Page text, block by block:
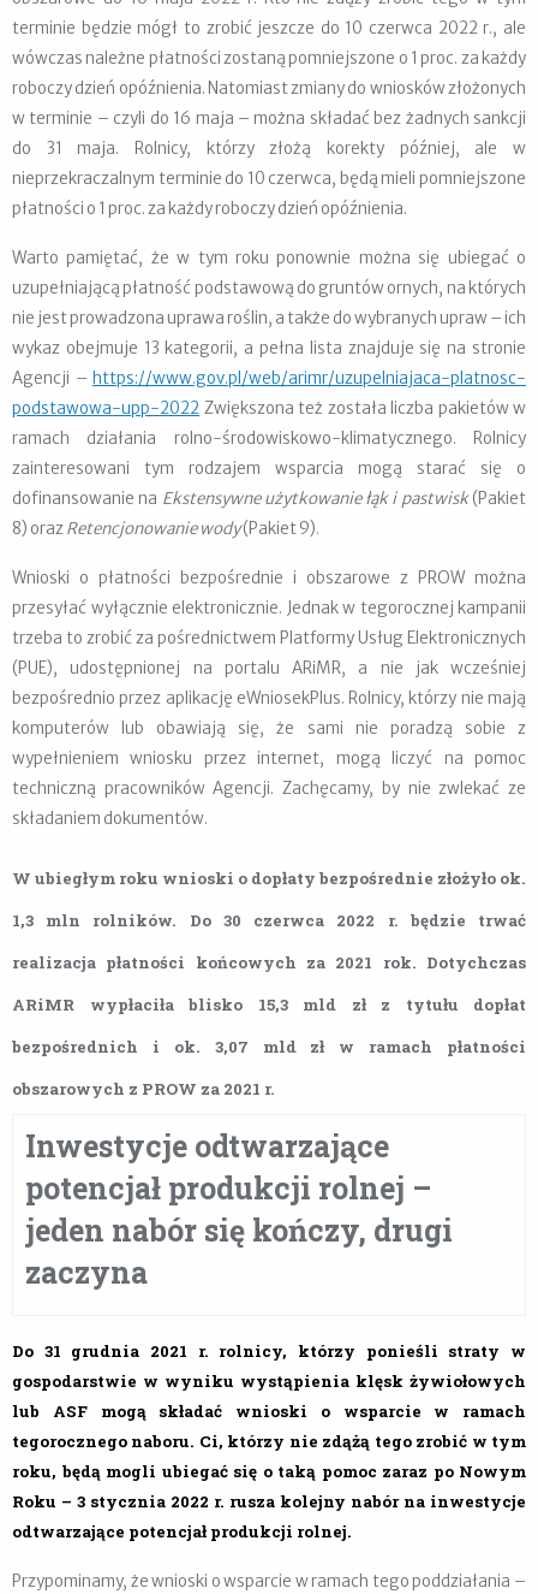
terminie będzie mógł to zrobić jeszcze do 10 czerwca 2022 r., ale
wówczas należne płatności zostaną pomniejszone o 1 proc. za każdy
roboczy dzień opóźnienia. Natomiast zmiany do wniosków złożonych
w terminie – czyli do 16 maja – można składać bez żadnych sankcji
do 31 maja. Rolnicy, którzy złożą korekty później, ale w
nieprzekraczalnym terminie do 10 czerwca, będą mieli pomniejszone
płatności o 1 proc. za każdy roboczy dzień opóźnienia.
Warto pamiętać, że w tym roku ponownie można się ubiegać o
uzupełniającą płatność podstawową do gruntów ornych, na których
nie jest prowadzona uprawa roślin, a także do wybranych upraw – ich
wykaz obejmuje 13 kategorii, a pełna lista znajduje się na stronie
Agencji – https://www.gov.pl/web/arimr/uzupelniajaca-platnosc-
podstawowa-upp-2022 Zwiększona też została liczba pakietów w
ramach działania rolno-środowiskowo-klimatycznego. Rolnicy
zainteresowani tym rodzajem wsparcia mogą starać się o
dofinansowanie na Ekstensywne użytkowanie łąk i pastwisk(Pakiet
8) orazRetencjonowanie wody(Pakiet 9).
Wnioski o płatności bezpośrednie i obszarowe z PROW można
przesyłać wyłącznie elektronicznie. Jednak w tegorocznej kampanii
trzeba to zrobić za pośrednictwem Platformy Usług Elektronicznych
(PUE), udostępnionej na portalu ARiMR, a nie jak wcześniej
bezpośrednio przez aplikację eWniosekPlus. Rolnicy, którzy nie mają
komputerów lub obawiają się, że sami nie poradzą sobie z
wypełnieniem wniosku przez internet, mogą liczyć na pomoc
techniczną pracowników Agencji. Zachęcamy, by nie zwlekać ze
składaniem dokumentów.
W ubiegłym roku wnioski o dopłaty bezpośrednie złożyło ok.
1,3 mln rolników. Do 30 czerwca 2022 r. będzie trwać
realizacja płatności końcowych za 2021 rok. Dotychczas
ARiMR wypłaciła blisko 15,3 mld zł z tytułu dopłat
bezpośrednich i ok. 3,07 mld zł w ramach płatności
obszarowych z PROW za 2021 r.
Inwestycje odtwarzające
potencjał produkcji rolnej –
jeden nabór się kończy, drugi
zaczyna
Do 31 grudnia 2021 r. rolnicy, którzy ponieśli straty w
gospodarstwie w wyniku wystąpienia klęsk żywiołowych
lub ASF mogą składać wnioski o wsparcie w ramach
tegorocznego naboru. Ci, którzy nie zdążą tego zrobić w tym
roku, będą mogli ubiegać się o taką pomoc zaraz po Nowym
Roku – 3 stycznia 2022 r. rusza kolejny nabór na inwestycje
odtwarzające potencjał produkcji rolnej.
Przypominamy, że wnioski o wsparcie w ramach tego poddziałania –